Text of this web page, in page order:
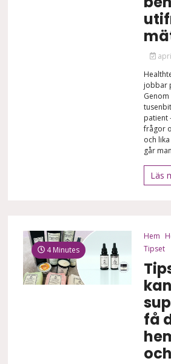
jobbar
patient
frågor
och
går
Läs
4 Minutes
Hem
Tipset
få